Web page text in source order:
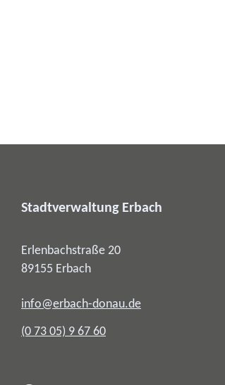
Stadtverwaltung Erbach
Erlenbachstraße 20
89155 Erbach
info@erbach-donau.de
(0 73 05) 9 67 60